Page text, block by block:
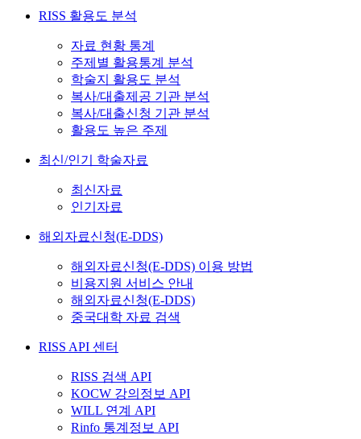
RISS 활용도 분석
자료 현황 통계
주제별 활용통계 분석
학술지 활용도 분석
복사/대출제공 기관 분석
복사/대출신청 기관 분석
활용도 높은 주제
최신/인기 학술자료
최신자료
인기자료
해외자료신청(E-DDS)
해외자료신청(E-DDS) 이용 방법
비용지원 서비스 안내
해외자료신청(E-DDS)
중국대학 자료 검색
RISS API 센터
RISS 검색 API
KOCW 강의정보 API
WILL 연계 API
Rinfo 통계정보 API